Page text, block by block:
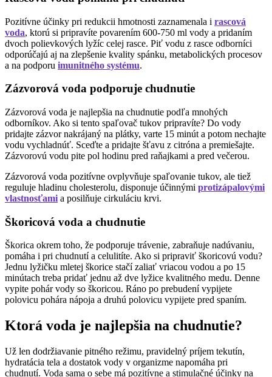
Pozitívne účinky pri redukcii hmotnosti zaznamenala i rascová
voda, ktorú si pripravíte povarením 600-750 ml vody a pridaním
dvoch polievkových lyžíc celej rasce. Piť vodu z rasce odborníci
odporúčajú aj na zlepšenie kvality spánku, metabolických procesov
a na podporu imunitného systému.
Zázvorová voda podporuje chudnutie
Zázvorová voda je najlepšia na chudnutie podľa mnohých
odborníkov. Ako si tento spaľovač tukov pripravíte? Do vody
pridajte zázvor nakrájaný na plátky, varte 15 minút a potom nechajte
vodu vychladnúť. Sceďte a pridajte šťavu z citróna a premiešajte.
Zázvorovú vodu pite pol hodinu pred raňajkami a pred večerou.
Zázvorová voda pozitívne ovplyvňuje spaľovanie tukov, ale tiež
reguluje hladinu cholesterolu, disponuje účinnými protizápalovými
vlastnosťami a posilňuje cirkuláciu krvi.
Škoricová voda a chudnutie
Škorica okrem toho, že podporuje trávenie, zabraňuje nadúvaniu,
pomáha i pri chudnutí a celulitíte. Ako si pripraviť škoricovú vodu?
Jednu lyžičku mletej škorice stačí zaliať vriacou vodou a po 15
minútach treba pridať jednu až dve lyžice kvalitného medu. Denne
vypite pohár vody so škoricou. Ráno po prebudení vypijete
polovicu pohára nápoja a druhú polovicu vypijete pred spaním.
Ktorá voda je najlepšia na chudnutie?
Už len dodržiavanie pitného režimu, pravidelný príjem tekutín,
hydratácia tela a dostatok vody v organizme napomáha pri
chudnutí. Voda sama o sebe má pozitívne a stimulačné účinky na